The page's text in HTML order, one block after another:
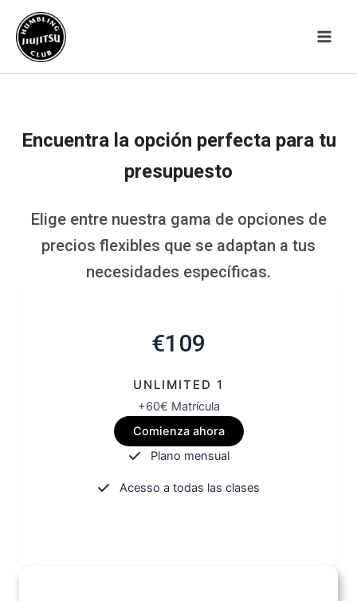
contenido
Encuentra la opción perfecta para tu
presupuesto
Elige entre nuestra gama de opciones de
precios flexibles que se adaptan a tus
necesidades específicas.
€109
UNLIMITED 1
+60€ Matrícula
Comienza ahora
Plano mensual
Acesso a todas las clases